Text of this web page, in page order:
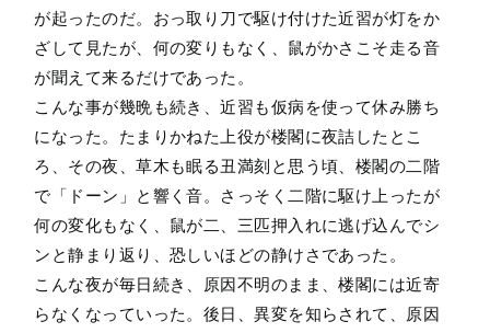
が起ったのだ。おっ取り刀で駆け付けた近習が灯をか
ざして見たが、何の変りもなく、鼠がかさこそ走る音
が聞えて来るだけであった。
こんな事が幾晩も続き、近習も仮病を使って休み勝ち
になった。たまりかねた上役が楼閣に夜詰したとこ
ろ、その夜、草木も眠る丑満刻と思う頃、楼閣の二階
で「ドーン」と響く音。さっそく二階に駆け上ったが
何の変化もなく、鼠が二、三匹押入れに逃げ込んでシ
ンと静まり返り、恐しいほどの静けさであった。
こんな夜が毎日続き、原因不明のまま、楼閣には近寄
らなくなっていった。後日、異変を知らされて、原因